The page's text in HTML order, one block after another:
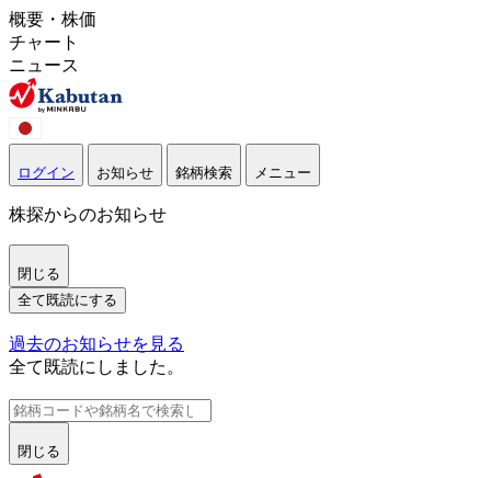
概要・株価
チャート
ニュース
ログイン お知らせ 銘柄検索 メニュー
株探からのお知らせ
閉じる
全て既読にする
過去のお知らせを見る
全て既読にしました。
閉じる